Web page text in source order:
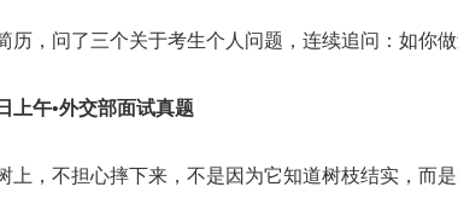
历，问了三个关于考生个人问题，连续追问：如你
上午•外交部面试真题
上，不担心摔下来，不是因为它知道树枝结实，而